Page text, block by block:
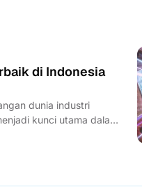
di Indonesia
dunia industri
kunci utama dalam